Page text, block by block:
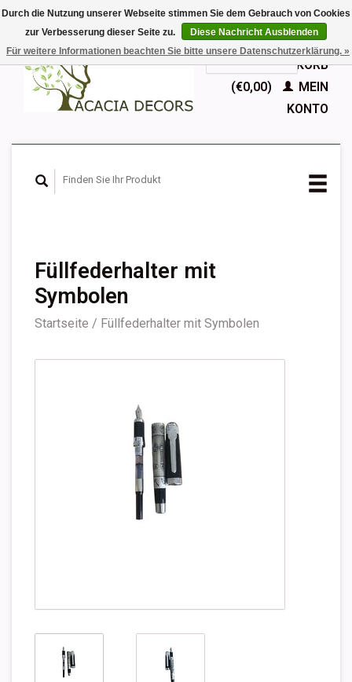
EUR
GBPDeutsch
Nederlands
English
IHR WARENKORB
(€0,00)
MEIN
KONTO
Füllfederhalter mit
Symbolen
Startseite / Füllfederhalter mit Symbolen
Durch die Nutzung unserer Webseite stimmen Sie dem Gebrauch von Cookies
zur Verbesserung dieser Seite zu.
Diese Nachricht Ausblenden
Für weitere Informationen beachten Sie bitte unsere Datenschutzerklärung. »